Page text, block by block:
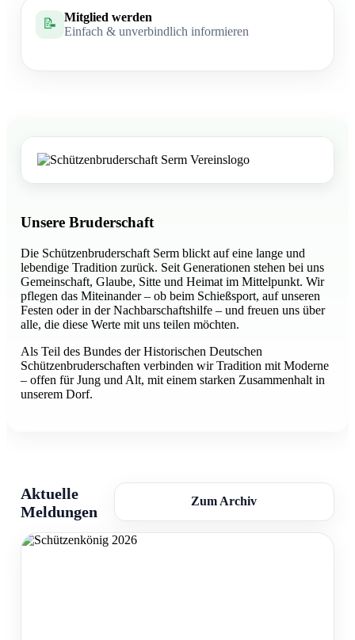
📝
Mitglied werden
Einfach & unverbindlich informieren
Unsere Bruderschaft
Die Schützenbruderschaft Serm blickt auf eine lange und
lebendige Tradition zurück. Seit Generationen stehen bei uns
Gemeinschaft, Glaube, Sitte und Heimat im Mittelpunkt. Wir
pflegen das Miteinander – ob beim Schießsport, auf unseren
Festen oder in der Nachbarschaftshilfe – und freuen uns über
alle, die diese Werte mit uns teilen möchten.
Als Teil des Bundes der Historischen Deutschen
Schützenbruderschaften verbinden wir Tradition mit Moderne
– offen für Jung und Alt, mit einem starken Zusammenhalt in
unserem Dorf.
Aktuelle
Meldungen
Zum Archiv